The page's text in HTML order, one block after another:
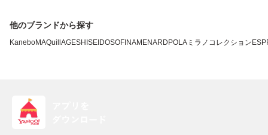
他のブランドから探す
KaneboMAQuillAGESHISEIDOSOFINAMENARD POLA ミラノコレクション